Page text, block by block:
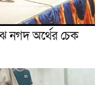
নগদ অর্থের চেক